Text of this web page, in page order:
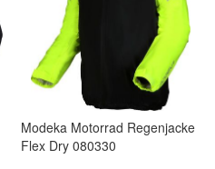
Modeka Motorrad Regenjacke
Flex Dry 080330